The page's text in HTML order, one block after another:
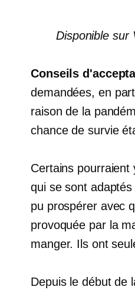
Disponible sur
Conseils
demandées, en
raison de la
chance de survie
Certains pourraient
qui se sont
pu prospérer avec
provoquée par la
manger. Ils ont
Depuis le début de